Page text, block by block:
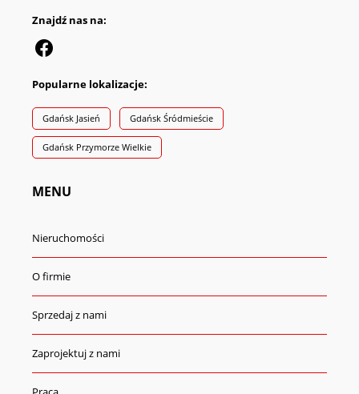
Znajdź nas na:
Popularne lokalizacje:
Gdańsk Jasień Gdańsk Śródmieście
Gdańsk Przymorze Wielkie
MENU
Nieruchomości
O firmie
Sprzedaj z nami
Zaprojektuj z nami